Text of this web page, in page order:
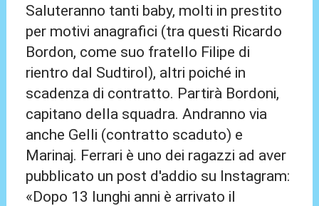
Saluteranno tanti baby, molti in prestito
per motivi anagrafici (tra questi Ricardo
Bordon, come suo fratello Filipe di
rientro dal Sudtirol), altri poiché in
scadenza di contratto. Partirà Bordoni,
capitano della squadra. Andranno via
anche Gelli (contratto scaduto) e
Marinaj. Ferrari è uno dei ragazzi ad aver
pubblicato un post d'addio su Instagram:
«Dopo 13 lunghi anni è arrivato il